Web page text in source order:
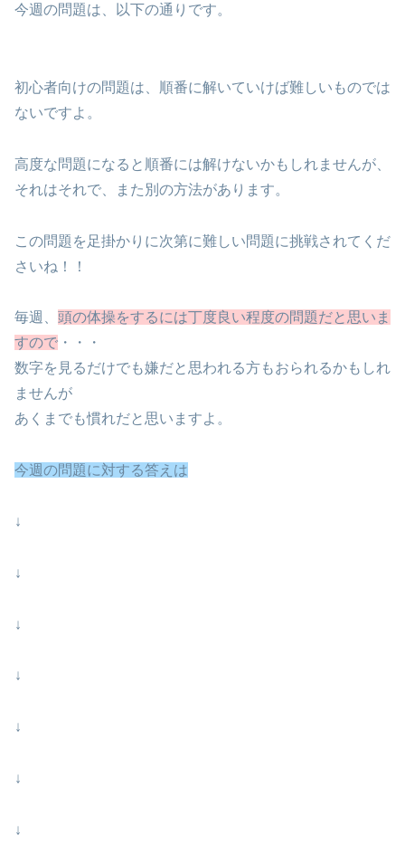
今週の問題は、以下の通りです。
初心者向けの問題は、順番に解いていけば難しいものでは
ないですよ。
高度な問題になると順番には解けないかもしれませんが、
それはそれで、また別の方法があります。
この問題を足掛かりに次第に難しい問題に挑戦されてくだ
さいね！！
毎週、 頭の体操をするには丁度良い程度の問題だと思いま
すので ・・・
数字を見るだけでも嫌だと思われる方もおられるかもしれ
ませんが
あくまでも慣れだと思いますよ。
今週の問題に対する答えは
↓
↓
↓
↓
↓
↓
↓